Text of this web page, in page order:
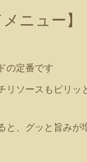
メニュー
の定番です
リソースもピリッ
と、グッと旨みが